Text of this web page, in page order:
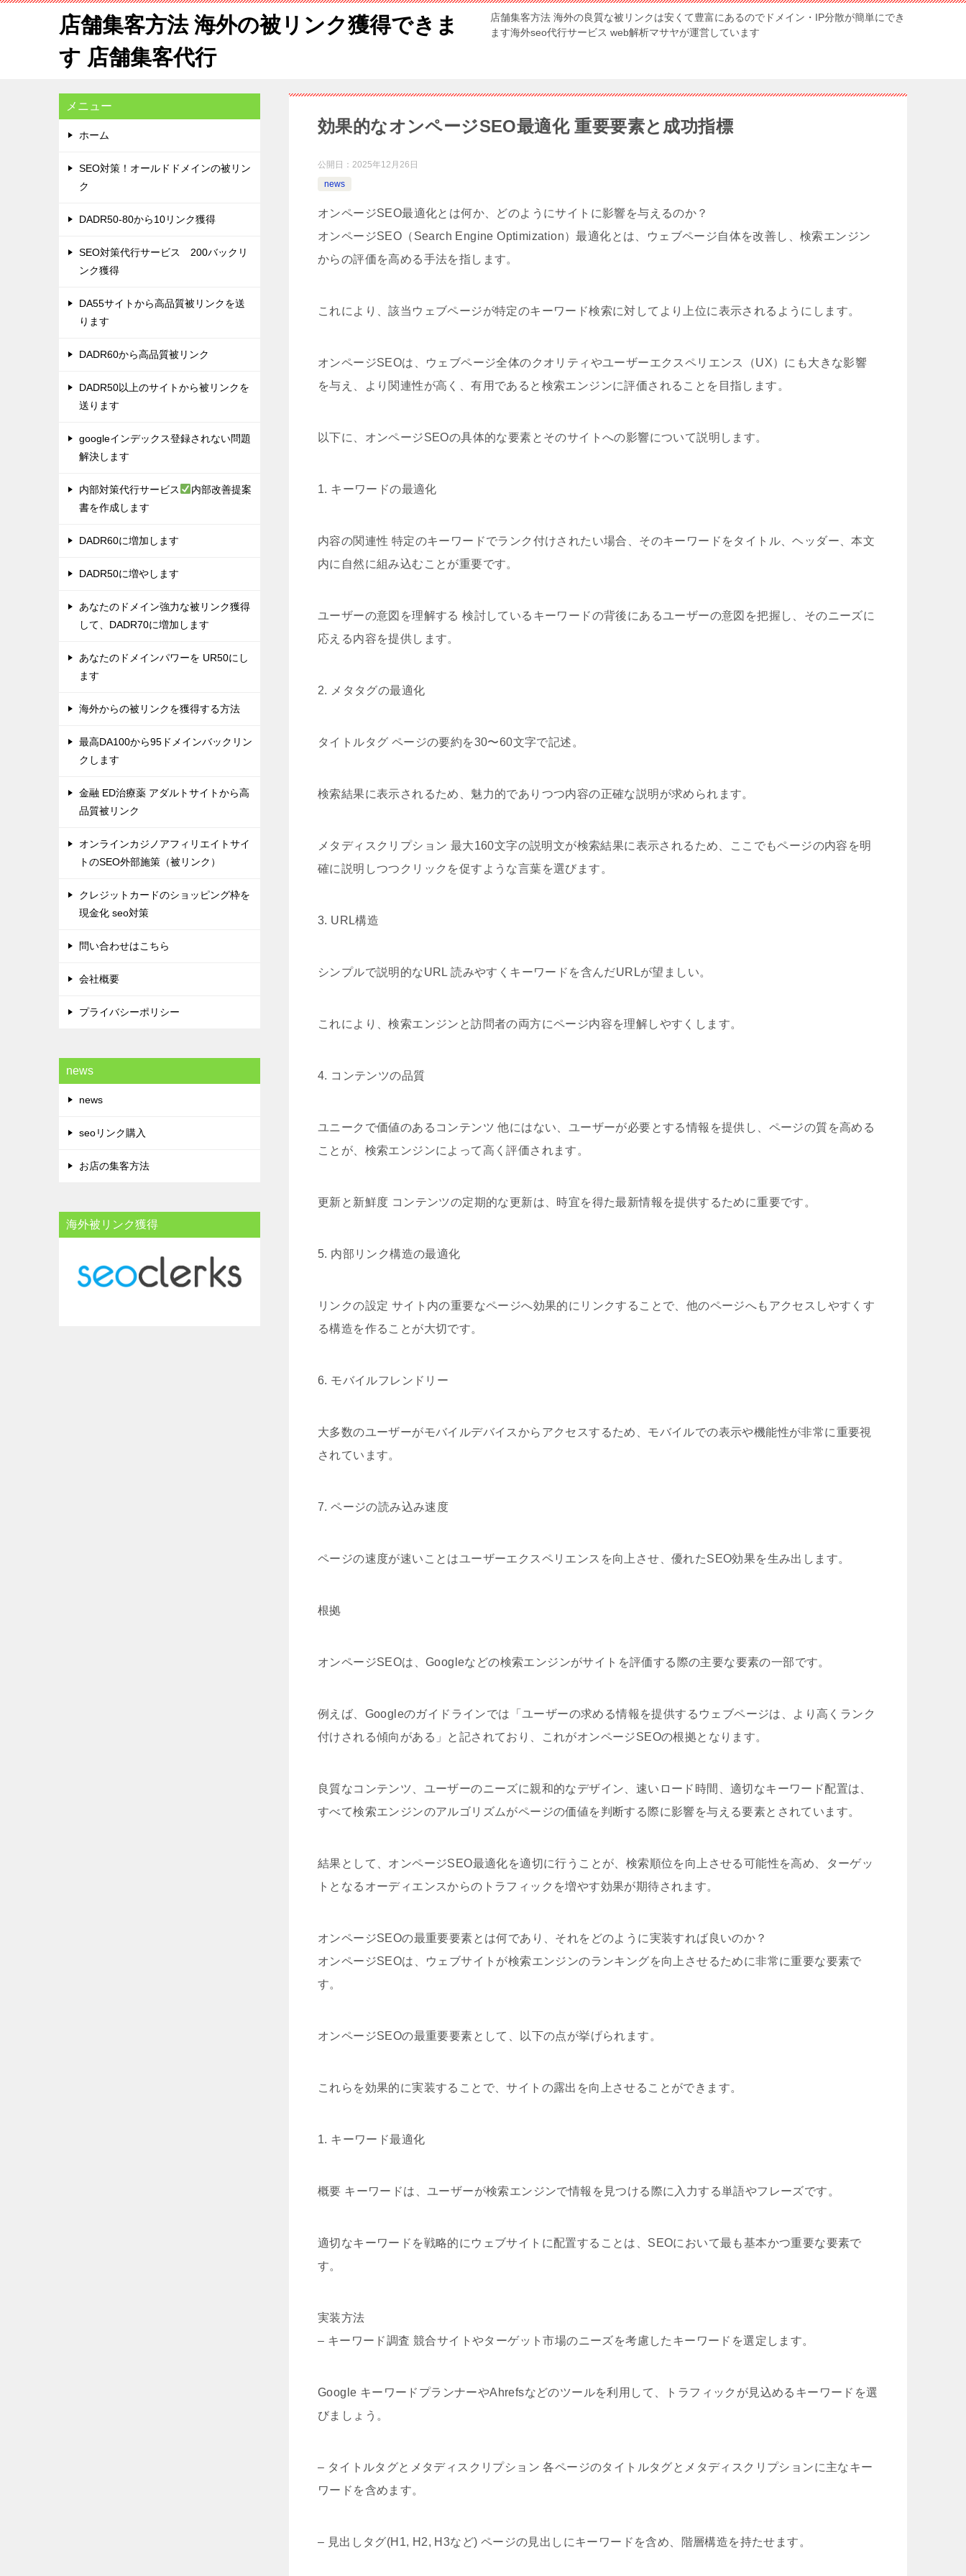
店舗集客方法 海外の被リンク獲得できま
す 店舗集客代行
店舗集客方法 海外の良質な被リンクは安くて豊富にあるのでドメイン・IP分散が簡単にでき
ます海外seo代行サービス web解析マサヤが運営しています
効果的なオンページSEO最適化 重要要素と成功指標
公開日： 2025年12月26日
news
オンページSEO最適化とは何か、どのようにサイトに影響を与えるのか？
オンページSEO（Search Engine Optimization）最適化とは、ウェブページ自体を改善し、検索エンジン
からの評価を高める手法を指します。
これにより、該当ウェブページが特定のキーワード検索に対してより上位に表示されるようにします。
オンページSEOは、ウェブページ全体のクオリティやユーザーエクスペリエンス（UX）にも大きな影響
を与え、より関連性が高く、有用であると検索エンジンに評価されることを目指します。
以下に、オンページSEOの具体的な要素とそのサイトへの影響について説明します。
1. キーワードの最適化
内容の関連性 特定のキーワードでランク付けされたい場合、そのキーワードをタイトル、ヘッダー、本文
内に自然に組み込むことが重要です。
ユーザーの意図を理解する 検討しているキーワードの背後にあるユーザーの意図を把握し、そのニーズに
応える内容を提供します。
2. メタタグの最適化
タイトルタグ ページの要約を30〜60文字で記述。
検索結果に表示されるため、魅力的でありつつ内容の正確な説明が求められます。
メタディスクリプション 最大160文字の説明文が検索結果に表示されるため、ここでもページの内容を明
確に説明しつつクリックを促すような言葉を選びます。
3. URL構造
シンプルで説明的なURL 読みやすくキーワードを含んだURLが望ましい。
これにより、検索エンジンと訪問者の両方にページ内容を理解しやすくします。
4. コンテンツの品質
ユニークで価値のあるコンテンツ 他にはない、ユーザーが必要とする情報を提供し、ページの質を高める
ことが、検索エンジンによって高く評価されます。
更新と新鮮度 コンテンツの定期的な更新は、時宜を得た最新情報を提供するために重要です。
5. 内部リンク構造の最適化
リンクの設定 サイト内の重要なページへ効果的にリンクすることで、他のページへもアクセスしやすくす
る構造を作ることが大切です。
6. モバイルフレンドリー
大多数のユーザーがモバイルデバイスからアクセスするため、モバイルでの表示や機能性が非常に重要視
されています。
7. ページの読み込み速度
ページの速度が速いことはユーザーエクスペリエンスを向上させ、優れたSEO効果を生み出します。
根拠
オンページSEOは、Googleなどの検索エンジンがサイトを評価する際の主要な要素の一部です。
例えば、Googleのガイドラインでは「ユーザーの求める情報を提供するウェブページは、より高くランク
付けされる傾向がある」と記されており、これがオンページSEOの根拠となります。
良質なコンテンツ、ユーザーのニーズに親和的なデザイン、速いロード時間、適切なキーワード配置は、
すべて検索エンジンのアルゴリズムがページの価値を判断する際に影響を与える要素とされています。
結果として、オンページSEO最適化を適切に行うことが、検索順位を向上させる可能性を高め、ターゲッ
トとなるオーディエンスからのトラフィックを増やす効果が期待されます。
オンページSEOの最重要要素とは何であり、それをどのように実装すれば良いのか？
オンページSEOは、ウェブサイトが検索エンジンのランキングを向上させるために非常に重要な要素で
す。
オンページSEOの最重要要素として、以下の点が挙げられます。
これらを効果的に実装することで、サイトの露出を向上させることができます。
1. キーワード最適化
概要 キーワードは、ユーザーが検索エンジンで情報を見つける際に入力する単語やフレーズです。
適切なキーワードを戦略的にウェブサイトに配置することは、SEOにおいて最も基本かつ重要な要素で
す。
実装方法
– キーワード調査 競合サイトやターゲット市場のニーズを考慮したキーワードを選定します。
Google キーワードプランナーやAhrefsなどのツールを利用して、トラフィックが見込めるキーワードを選
びましょう。
– タイトルタグとメタディスクリプション 各ページのタイトルタグとメタディスクリプションに主なキー
ワードを含めます。
– 見出しタグ(H1, H2, H3など) ページの見出しにキーワードを含め、階層構造を持たせます。
メニュー
ホーム
SEO対策！オールドドメインの被リン
ク
DADR50-80から10リンク獲得
SEO対策代行サービス 200バックリ
ンク獲得
DA55サイトから高品質被リンクを送
ります
DADR60から高品質被リンク
DADR50以上のサイトから被リンクを
送ります
googleインデックス登録されない問題
解決します
内部対策代行サービス
内部改善提案
書を作成します
DADR60に増加します
DADR50に増やします
あなたのドメイン強力な被リンク獲得
して、DADR70に増加します
あなたのドメインパワーを UR50にし
ます
海外からの被リンクを獲得する方法
最高DA100から95ドメインバックリン
クします
金融 ED治療薬 アダルトサイトから高
品質被リンク
オンラインカジノアフィリエイトサイ
トのSEO外部施策（被リンク）
クレジットカードのショッピング枠を
現金化 seo対策
問い合わせはこちら
会社概要
プライバシーポリシー
news
news
seoリンク購入
お店の集客方法
海外被リンク獲得